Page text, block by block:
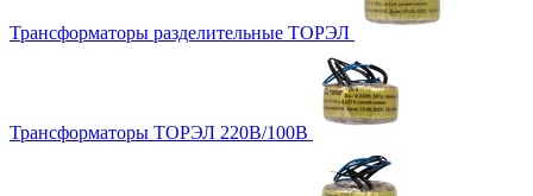
Трансформаторы разделительные ТОРЭЛ
Трансформаторы ТОРЭЛ 220В/100В